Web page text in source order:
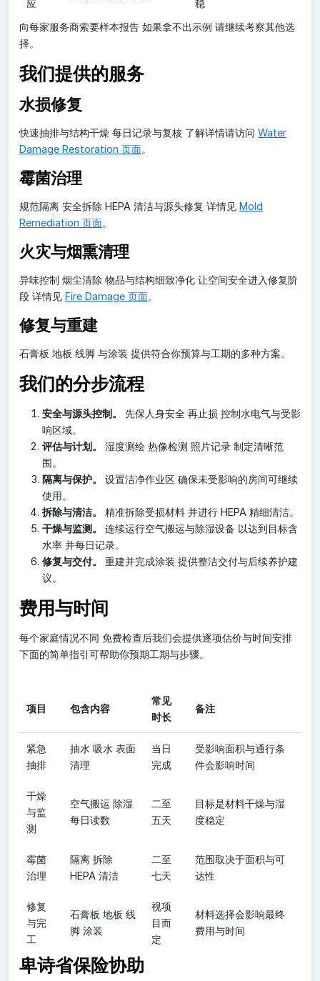
应
稳
向每家服务商索要样本报告 如果拿不出示例 请继续考察其他选
择。
我们提供的服务
水损修复
快速抽排与结构干燥 每日记录与复核 了解详情请访问 Water
Damage Restoration 页面。
霉菌治理
规范隔离 安全拆除 HEPA 清洁与源头修复 详情见 Mold
Remediation 页面。
火灾与烟熏清理
异味控制 烟尘清除 物品与结构细致净化 让空间安全进入修复阶
段 详情见 Fire Damage 页面。
修复与重建
石膏板 地板 线脚 与涂装 提供符合你预算与工期的多种方案。
我们的分步流程
安全与源头控制。
先保人身安全 再止损 控制水电气与受影
响区域。
评估与计划。
湿度测绘 热像检测 照片记录 制定清晰范
围。
隔离与保护。
设置洁净作业区 确保未受影响的房间可继续
使用。
拆除与清洁。
精准拆除受损材料 并进行 HEPA 精细清洁。
干燥与监测。
连续运行空气搬运与除湿设备 以达到目标含
水率 并每日记录。
修复与交付。
重建并完成涂装 提供整洁交付与后续养护建
议。
费用与时间
每个家庭情况不同 免费检查后我们会提供逐项估价与时间安排
下面的简单指引可帮助你预期工期与步骤。
项目 包含内容
常见
时长
备注
紧急
抽排
抽水 吸水 表面
清理
当日
完成
受影响面积与通行条
件会影响时间
干燥
与监
测
空气搬运 除湿
每日读数
二至
五天
目标是材料干燥与湿
度稳定
霉菌
治理
隔离 拆除
HEPA 清洁
二至
七天
范围取决于面积与可
达性
修复
与完
工
石膏板 地板 线
脚 涂装
视项
目而
定
材料选择会影响最终
费用与时间
卑诗省保险协助